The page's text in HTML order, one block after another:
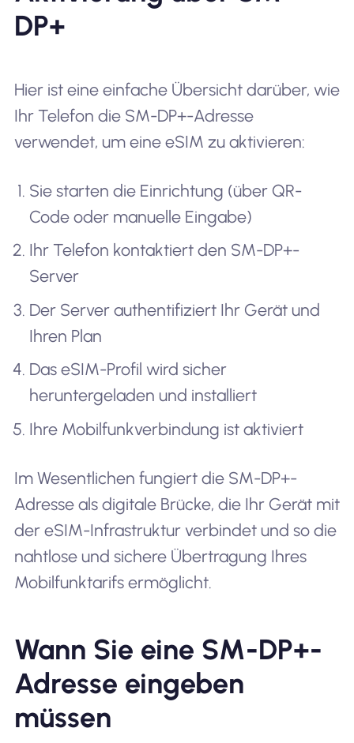
DP+
Hier ist eine einfache Übersicht darüber, wie
Ihr Telefon die SM-DP+-Adresse
verwendet, um eine eSIM zu aktivieren:
Sie starten die Einrichtung (über QR-
Code oder manuelle Eingabe)
Ihr Telefon kontaktiert den SM-DP+-
Server
Der Server authentifiziert Ihr Gerät und
Ihren Plan
Das eSIM-Profil wird sicher
heruntergeladen und installiert
Ihre Mobilfunkverbindung ist aktiviert
Im Wesentlichen fungiert die SM-DP+-
Adresse als digitale Brücke, die Ihr Gerät mit
der eSIM-Infrastruktur verbindet und so die
nahtlose und sichere Übertragung Ihres
Mobilfunktarifs ermöglicht.
Wann Sie eine SM-DP+-
Adresse eingeben
müssen